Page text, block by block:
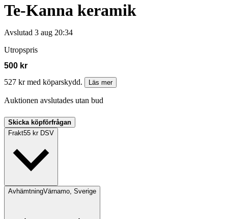
Te-Kanna keramik
Avslutad 3 aug 20:34
Utropspris
500 kr
527 kr med köparskydd.
Läs mer
Auktionen avslutades utan bud
Skicka köpförfrågan
Frakt55 kr DSV
AvhämtningVärnamo, Sverige